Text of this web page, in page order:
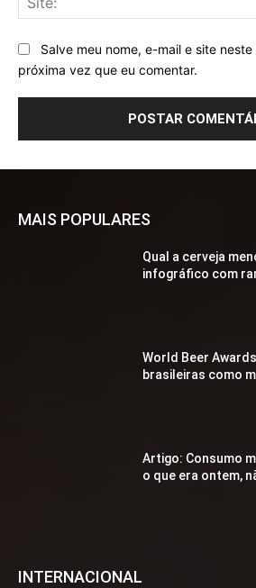
Salve meu nome, e-mail e site
próxima vez que eu comentar.
MAIS POPULARES
Qual a cerveja
infográfico com
World Beer
brasileiras como
Artigo: Consumo
o que era ontem,
INTERNACIONAL